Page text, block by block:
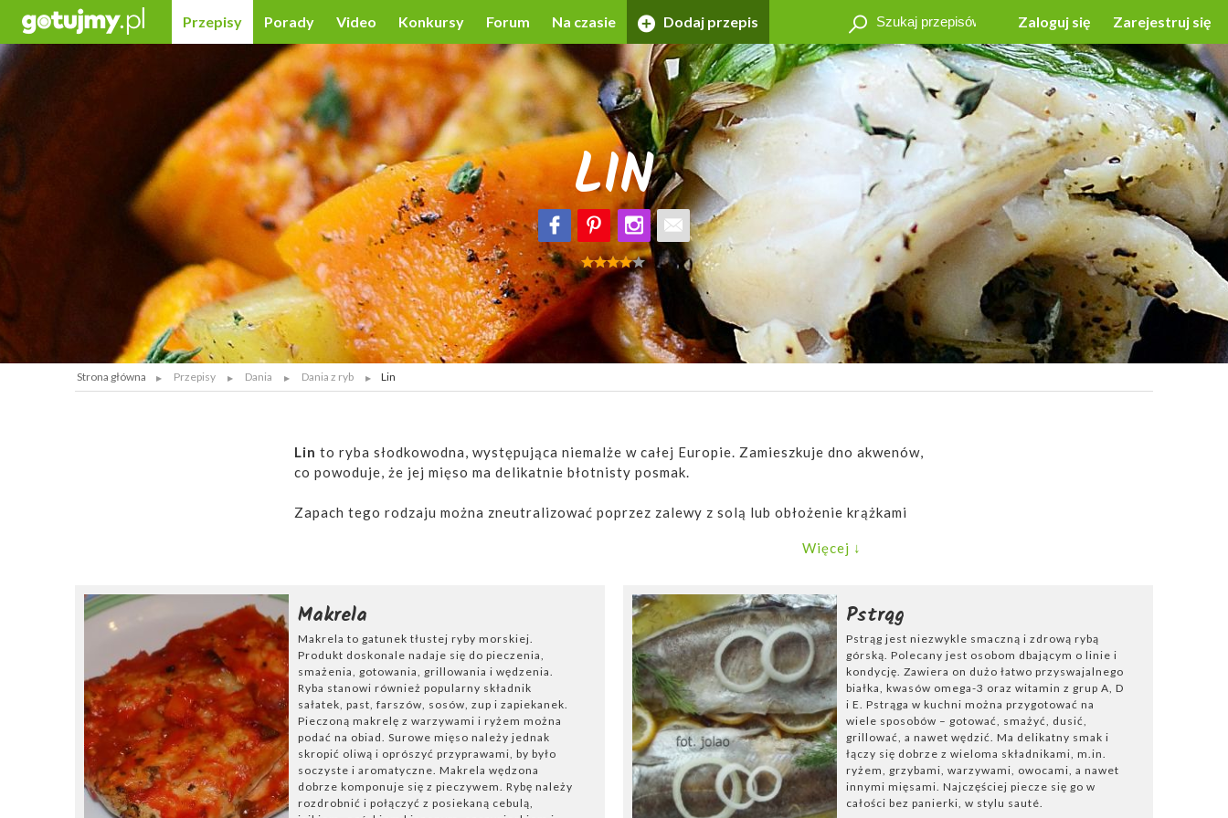
Zaloguj się Zarejestruj się
Przepisy Porady Video Konkursy Forum Na czasie Dodaj przepis
LIN
Strona główna Przepisy Dania Dania z ryb Lin
Lin to ryba słodkowodna, występująca niemalże w całej Europie. Zamieszkuje dno akwenów,
co powoduje, że jej mięso ma delikatnie błotnisty posmak.
Zapach tego rodzaju można zneutralizować poprzez zalewy z solą lub obłożenie krążkami
wysokiej przyswajalności, nienasycone kwasy tłuszczowe, witaminę D oraz składniki
Lina można wędzić, piec, gotować, dusić i smażyć.
Lin w śmietanie z warzywami
Jednym ze smaczniejszych dań rybnych jest lin w śmietanie z dodatkiem warzyw. Rybę należy
dokładnie oczyścić i wypatroszyć, usuwając ogon, płetwy i kręgosłup. Przekrojonego na pół
lina doprawia się solą, pieprzem i pozostawia na co najmniej 30 minut w chłodnym miejscu, a
jeżeli to możliwe rybę można wstawić do lodówki na całą noc. Włoszczyznę należy pokroić i
ugotować.Pod koniec gotowania do warzyw dodaje się rybę, którą po ugotowaniu
przekłada się do głębokiej patelni i zalewa śmietaną z dodatkiem chrzanu i drobno
posiekanej natki pietruszki. Smacznym dodatkiem są również rodzynki. Potrawę dusi się
Więcej ↓
Makrela
Makrela to gatunek tłustej ryby morskiej.
Produkt doskonale nadaje się do pieczenia,
smażenia, gotowania, grillowania i wędzenia.
Ryba stanowi również popularny składnik
sałatek, past, farszów, sosów, zup i zapiekanek.
Pieczoną makrelę z warzywami i ryżem można
podać na obiad. Surowe mięso należy jednak
skropić oliwą i oprószyć przyprawami, by było
soczyste i aromatyczne. Makrela wędzona
dobrze komponuje się z pieczywem. Rybę należy
rozdrobnić i połączyć z posiekaną cebulą,
Pstrąg
Pstrąg jest niezwykle smaczną i zdrową rybą
górską. Polecany jest osobom dbającym o linie i
kondycję. Zawiera on dużo łatwo przyswajalnego
białka, kwasów omega-3 oraz witamin z grup A, D
i E. Pstrąga w kuchni można przygotować na
wiele sposobów – gotować, smażyć, dusić,
grillować, a nawet wędzić. Ma delikatny smak i
łączy się dobrze z wieloma składnikami, m.in.
ryżem, grzybami, warzywami, owocami, a nawet
innymi mięsami. Najczęściej piecze się go w
całości bez panierki, w stylu sauté.